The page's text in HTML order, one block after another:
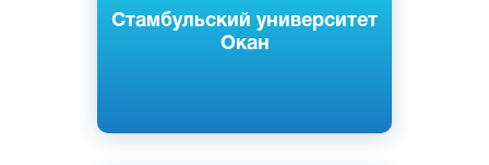
Стамбульский университет
Окан